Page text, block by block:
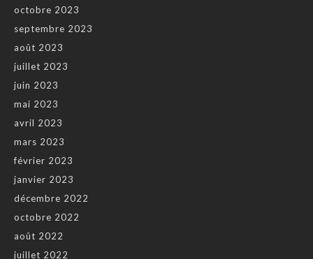
octobre 2023
septembre 2023
août 2023
juillet 2023
juin 2023
mai 2023
avril 2023
mars 2023
février 2023
janvier 2023
décembre 2022
octobre 2022
août 2022
juillet 2022